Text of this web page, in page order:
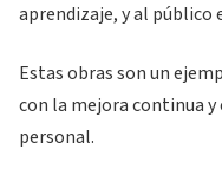
aprendizaje, y al público
Estas obras son un
con la mejora continua
personal.